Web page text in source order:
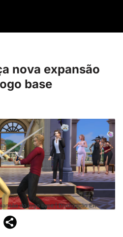
nova expansão
base
do jogo base | Divulgação EA